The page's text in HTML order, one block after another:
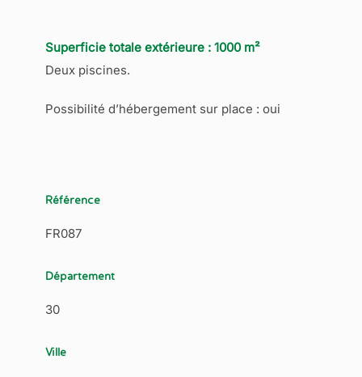
Superficie totale extérieure : 1000 m²
Deux piscines.
Possibilité d’hébergement sur place : oui
Référence
FR087
Département
30
Ville